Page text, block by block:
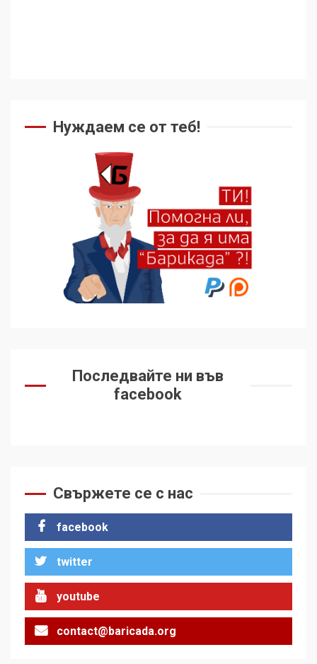
Нуждаем се от теб!
Последвайте ни във
facebook
Свържете се с нас
facebook
twitter
youtube
contact@baricada.org